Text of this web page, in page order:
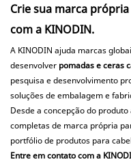
Crie sua marca
com a KINODIN.
A KINODIN ajuda marcas
desenvolver pomadas e ceras
pesquisa e desenvolvimento
soluções de embalagem e
Desde a concepção do
completas de marca própria
portfólio de produtos para
Entre em contato com a